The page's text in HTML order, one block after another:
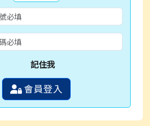
記住我
會員登入